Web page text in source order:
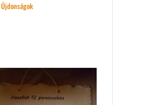
Újdonságok